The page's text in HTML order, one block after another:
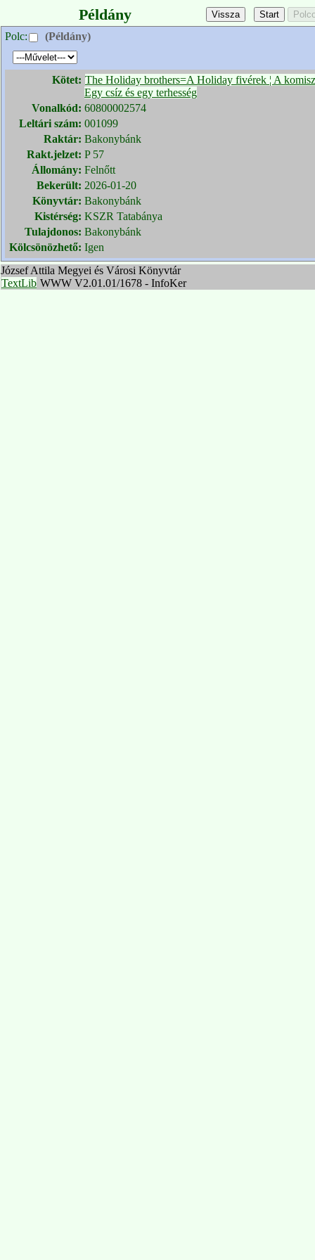
Példány
Polc: (Példány)
Kötet: The Holiday brothers=A Holiday fivérek ¦ A
Egy csíz és egy terhesség
Vonalkód: 60800002574
Leltári szám: 001099
Raktár: Bakonybánk
Rakt.jelzet: P 57
Állomány: Felnőtt
Bekerült: 2026-01-20
Könyvtár: Bakonybánk
Kistérség: KSZR Tatabánya
Tulajdonos: Bakonybánk
Kölcsönözhető: Igen
József Attila Megyei és Városi Könyvtár
TextLib WWW V2.01.01/1678 - InfoKer